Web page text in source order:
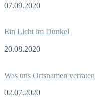
07.09.2020
Ein Licht im Dunkel
20.08.2020
Was uns Ortsnamen verraten
02.07.2020